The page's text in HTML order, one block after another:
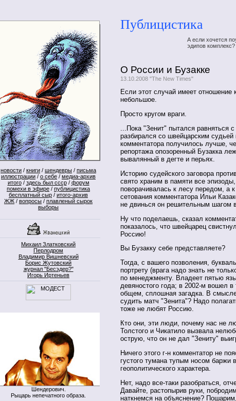
новости / книги / шендевры / письма
иллюстрации / о себе / медиа-архив
итого/ здесь был ссср/ форум
помехи в эфире / публицистика
бесплатный сыр / итого-архив
ЖЖ / вопросы / плавленый сырок
выборы
Михаил Златковский
Перлодром
Владимир Вишневский
Борис Жутовский
журнал "Бесэдер?"
Игорь Иртеньев
Шендерович.
Рыцарь непечатного образа.
Публицистика
А если хочется
эдипов комплекс?
О России и Бузакке
13.10.2008 "The New Times"
Если этот случай имеет отношение
небольшое.
Просто кругом враги.
...Пока "Зенит" пытался равняться
разбирался со швейцарским
комментатора получилось лучше,
репортажа опозоренный Бузакка
вывалянный в дегте и перьях.
Историю судейского заговора
свято храним в памяти все
поворачивалась к лесу передом, а
сетования комментатора Ильи
не двинься он решительным шагом
Ну что поделаешь, сказал
показалось, что швейцарец
Россию!
Вы Бузакку себе представляете?
Тогда, с вашего позволения,
портрету (врага надо знать не
по менеджменту. Владеет пятью
девяностого года; в 2002-м вошел
общем, сплошная загадка. В
судить матч "Зенита"? Надо
тоже не любят Россию.
Кто они, эти люди, почему нас не
Толстого и Чикатило вызвала
острую, что он не дал "Зениту"
Ничего этого г-н комментатор не
густого тумана тупым носом баржи
геополитического характера.
Нет, надо все-таки разобраться,
Давайте, растопырив руки,
наткнемся на объяснение?